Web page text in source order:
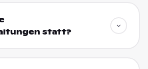
statt?